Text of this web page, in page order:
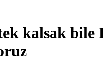
kalsak bile